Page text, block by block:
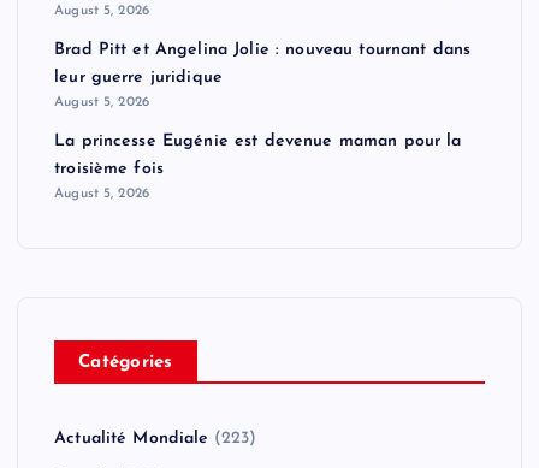
August 5, 2026
Brad Pitt et Angelina Jolie : nouveau tournant dans
leur guerre juridique
August 5, 2026
La princesse Eugénie est devenue maman pour la
troisième fois
August 5, 2026
Catégories
Actualité Mondiale (223)